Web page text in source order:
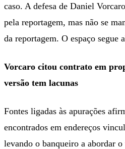
caso. A defesa de Daniel
pela reportagem, mas não se
da reportagem. O espaço segue
Vorcaro citou contrato em
versão tem lacunas
Fontes ligadas às apurações
encontrados em endereços
levando o banqueiro a abordar